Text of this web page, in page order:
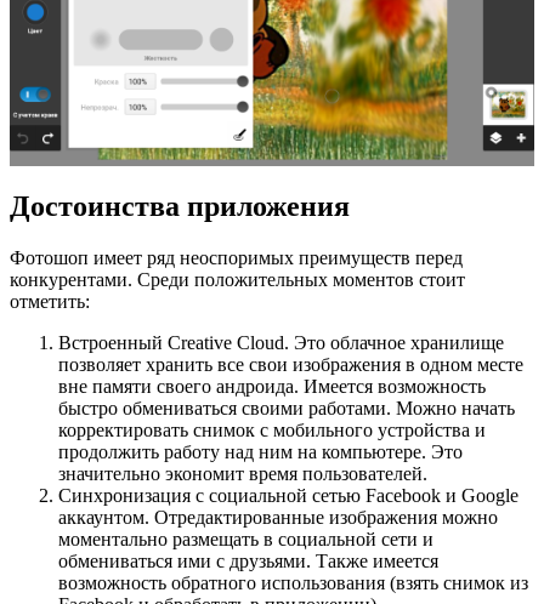
Достоинства приложения
Фотошоп имеет ряд неоспоримых преимуществ перед
конкурентами. Среди положительных моментов стоит
отметить:
Встроенный Creative Cloud. Это облачное хранилище
позволяет хранить все свои изображения в одном месте
вне памяти своего андроида. Имеется возможность
быстро обмениваться своими работами. Можно начать
корректировать снимок с мобильного устройства и
продолжить работу над ним на компьютере. Это
значительно экономит время пользователей.
Синхронизация с социальной сетью Facebook и Google
аккаунтом. Отредактированные изображения можно
моментально размещать в социальной сети и
обмениваться ими с друзьями. Также имеется
возможность обратного использования (взять снимок из